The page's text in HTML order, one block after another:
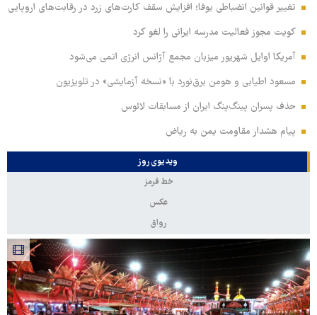
تغییر قوانین انضباطی یوفا؛ افزایش سقف کارت‌های زرد در رقابت‌های اروپایی
کویت مجوز فعالیت مدرسه ایرانی را لغو کرد
آمریکا اوایل شهریور میزبان مجمع آژانس انرژی اتمی می‌شود
مسعود اطیابی و هومن برق‌نورد با «نسخه آزمایشی» در تلویزیون
حذف پسران پینگ‌پنگ ایران از مسابقات لائوس
پیام هشدار مقاومت یمن به ریاض
ویدیوی روز
خط قرمز
عکس
رواق